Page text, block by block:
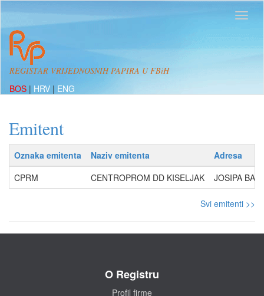
REGISTAR VRIJEDNOSNIH PAPIRA U FBiH
BOS | HRV | ENG
Emitent
Oznaka emitenta Naziv emitenta
Adresa
CPRM
CENTROPROM DD KISELJAK JOSIPA
Svi emitenti >>
O Registru
Profil firme